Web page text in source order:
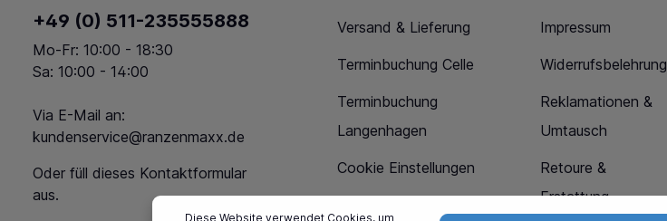
+49 (0) 511-235555888
Mo-Fr: 10:00 - 18:30
Sa: 10:00 - 14:00
Via E-Mail an:
kundenservice@ranzenmaxx.de
Oder füll dieses Kontaktformular
aus.
Versand & Lieferung
Terminbuchung Celle
Terminbuchung
Langenhagen
Cookie Einstellungen
Impressum
Widerrufsbelehrung
Reklamationen &
Umtausch
Retoure &
Erstattung
Diese Website verwendet Cookies, um